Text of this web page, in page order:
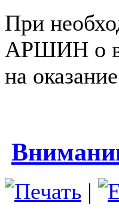
При
АРШИН о
на
|